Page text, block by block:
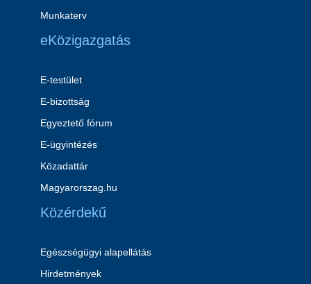
Munkaterv
eKözigazgatás
E-testület
E-bizottság
Egyeztető fórum
E-ügyintézés
Közadattár
Magyarorszag.hu
Közérdekű
Egészségügyi alapellátás
Hirdetmények